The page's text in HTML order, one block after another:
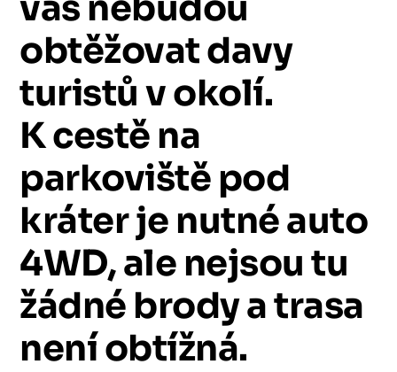
obtěžovatdavy
turistů vokolí.
Kcestě na
parkoviště pod
kráterje nutnéauto
4WD,ale nejsoutu
žádné brodyatrasa
neníobtížná.